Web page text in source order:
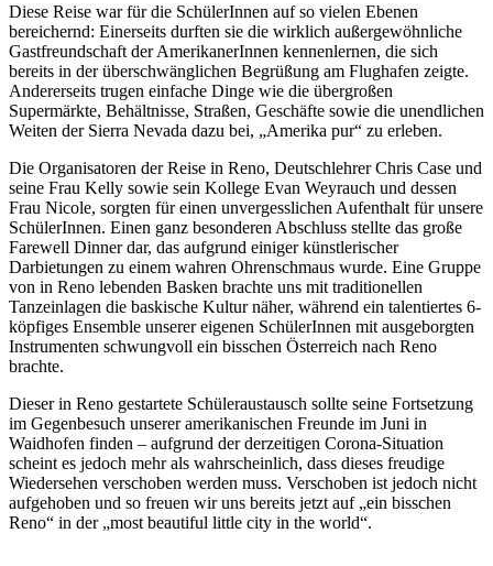
Diese Reise war für die SchülerInnen auf so vielen Ebenen
bereichernd: Einerseits durften sie die wirklich außergewöhnliche
Gastfreundschaft der AmerikanerInnen kennenlernen, die sich
bereits in der überschwänglichen Begrüßung am Flughafen zeigte.
Andererseits trugen einfache Dinge wie die übergroßen
Supermärkte, Behältnisse, Straßen, Geschäfte sowie die unendlichen
Weiten der Sierra Nevada dazu bei, „Amerika pur“ zu erleben.
Die Organisatoren der Reise in Reno, Deutschlehrer Chris Case und
seine Frau Kelly sowie sein Kollege Evan Weyrauch und dessen
Frau Nicole, sorgten für einen unvergesslichen Aufenthalt für unsere
SchülerInnen. Einen ganz besonderen Abschluss stellte das große
Farewell Dinner dar, das aufgrund einiger künstlerischer
Darbietungen zu einem wahren Ohrenschmaus wurde. Eine Gruppe
von in Reno lebenden Basken brachte uns mit traditionellen
Tanzeinlagen die baskische Kultur näher, während ein talentiertes 6-
köpfiges Ensemble unserer eigenen SchülerInnen mit ausgeborgten
Instrumenten schwungvoll ein bisschen Österreich nach Reno
brachte.
Dieser in Reno gestartete Schüleraustausch sollte seine Fortsetzung
im Gegenbesuch unserer amerikanischen Freunde im Juni in
Waidhofen finden – aufgrund der derzeitigen Corona-Situation
scheint es jedoch mehr als wahrscheinlich, dass dieses freudige
Wiedersehen verschoben werden muss. Verschoben ist jedoch nicht
aufgehoben und so freuen wir uns bereits jetzt auf „ein bisschen
Reno“ in der „most beautiful little city in the world“.